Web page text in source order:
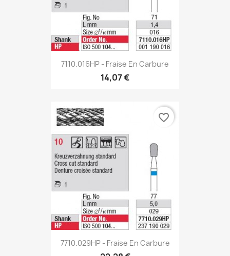
7110.016HP - Fraise En Carbure
14,07 €
7710.029HP - Fraise En Carbure
favorite_border